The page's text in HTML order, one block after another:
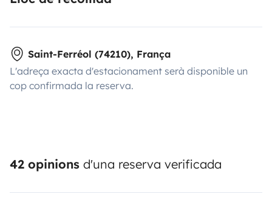
Saint-Ferréol (74210), França
L'adreça exacta d'estacionament serà disponible un
cop confirmada la reserva.
42 opinions d'una reserva verificada